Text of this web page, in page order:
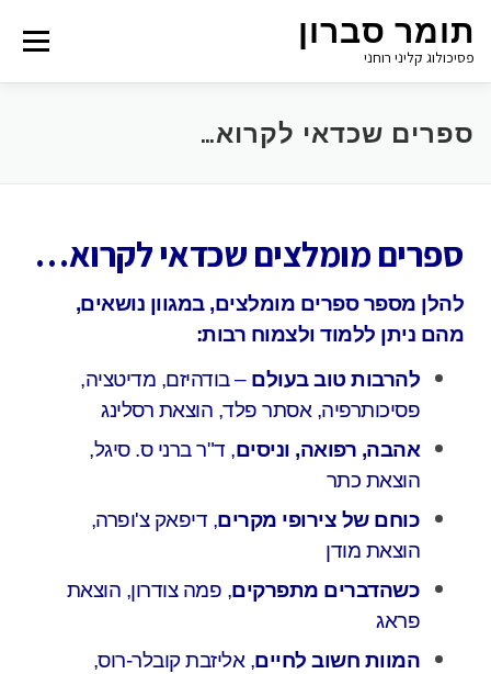
תומר סברון
פסיכולוג קליני רוחני
Menu
ספרים שכדאי לקרוא…
ספרים מומלצים שכדאי לקרוא…
להלן מספר ספרים מומלצים, במגוון נושאים,
מהם ניתן ללמוד ולצמוח רבות:
להרבות טוב בעולם– בודהיזם, מדיטציה,
פסיכותרפיה, אסתר פלד, הוצאת רסלינג
אהבה, רפואה, וניסים, ד"ר ברני ס. סיגל,
הוצאת כתר
כוחם של צירופי מקרים, דיפאק צ'ופרה,
הוצאת מודן
כשהדברים מתפרקים, פמה צודרון, הוצאת
פראג
המוות חשוב לחיים, אליזבת קובלר-רוס,